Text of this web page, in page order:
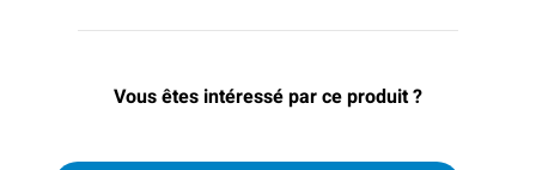
Vous êtes intéressé par ce produit ?